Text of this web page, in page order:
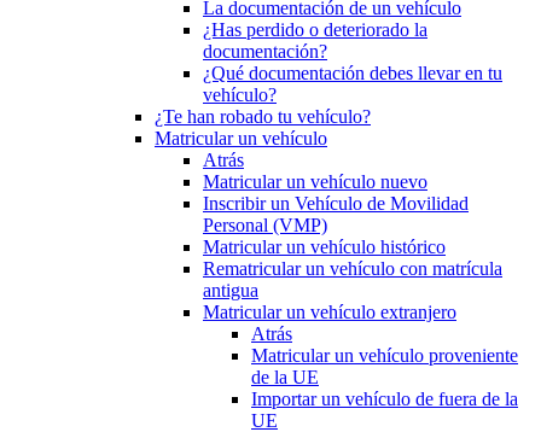
La documentación de un vehículo
¿Has perdido o deteriorado la
documentación?
¿Qué documentación debes llevar en tu
vehículo?
¿Te han robado tu vehículo?
Matricular un vehículo
Atrás
Matricular un vehículo nuevo
Inscribir un Vehículo de Movilidad
Personal (VMP)
Matricular un vehículo histórico
Rematricular un vehículo con matrícula
antigua
Matricular un vehículo extranjero
Atrás
Matricular un vehículo proveniente
de la UE
Importar un vehículo de fuera de la
UE